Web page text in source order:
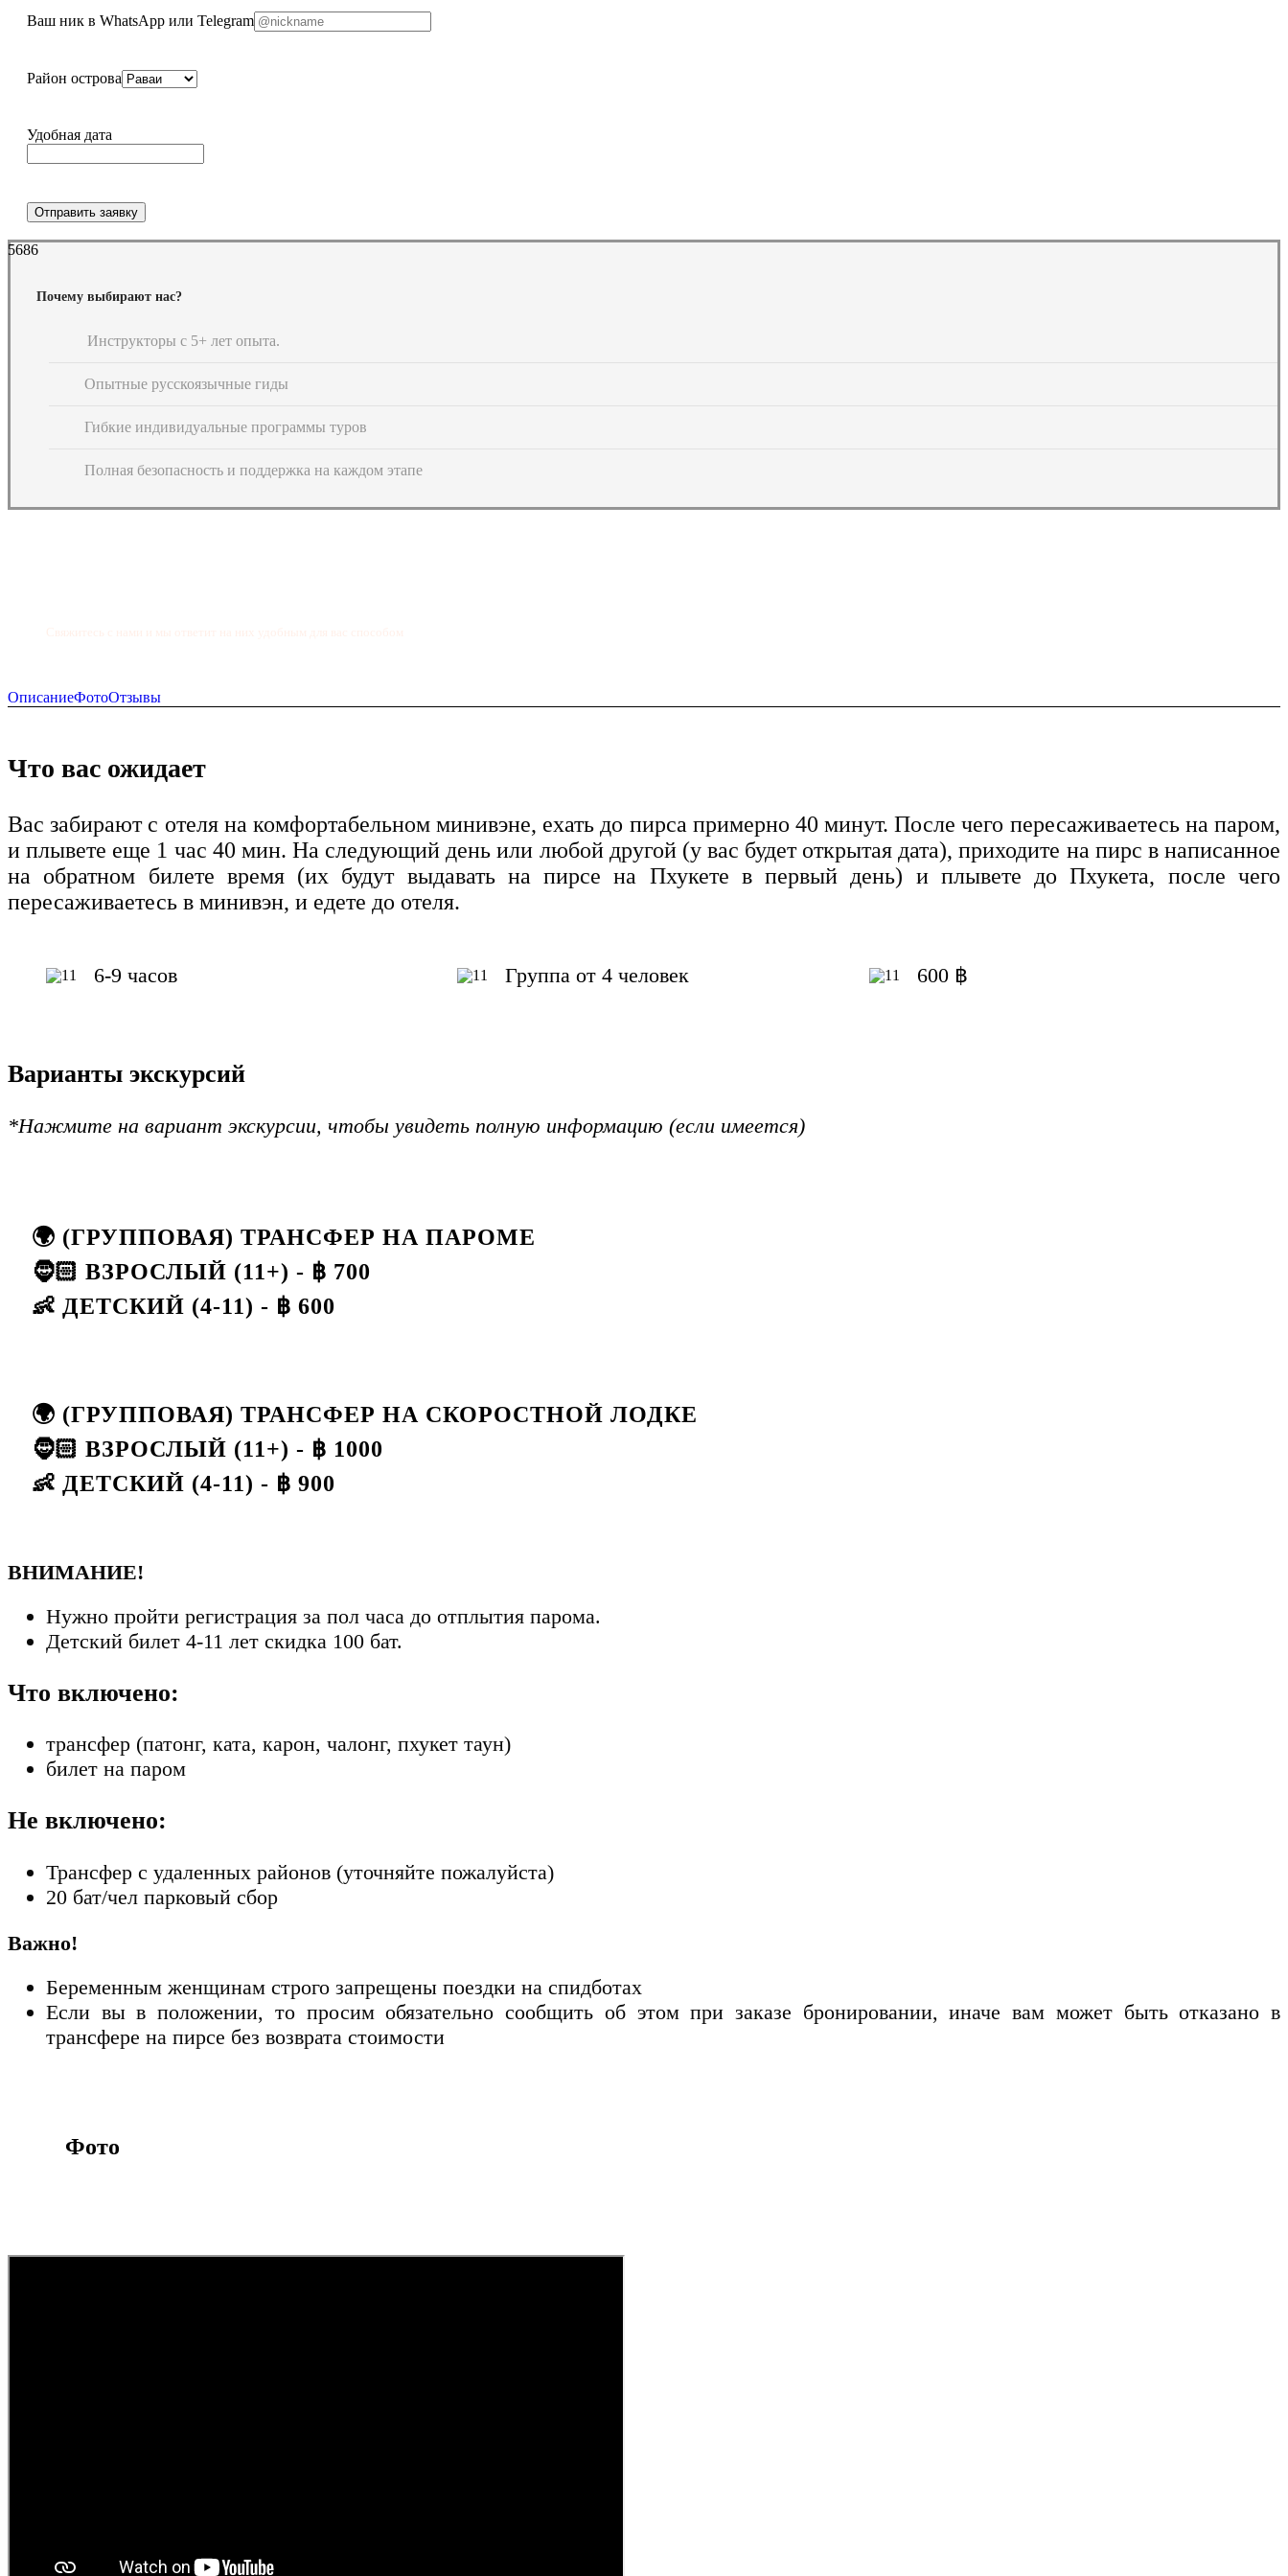
Ваш ник в WhatsApp или Telegram
Район острова
Удобная дата
Отправить заявку
5686
Почему выбирают нас?
Инструкторы с 5+ лет опыта.
Опытные русскоязычные гиды
Гибкие индивидуальные программы туров
Полная безопасность и поддержка на каждом этапе
ОписаниеФотоОтзывы
Что вас ожидает
Вас забирают с отеля на комфортабельном минивэне, ехать до пирса примерно 40 минут. После чего пересаживаетесь на паром,
и плывете еще 1 час 40 мин. На следующий день или любой другой (у вас будет открытая дата), приходите на пирс в написанное
на обратном билете время (их будут выдавать на пирсе на Пхукете в первый день) и плывете до Пхукета, после чего
пересаживаетесь в минивэн, и едете до отеля.
6-9 часов Группа от 4 человек 600 ฿
Варианты экскурсий
*Нажмите на вариант экскурсии, чтобы увидеть полную информацию (если имеется)
🌍 (ГРУППОВАЯ) ТРАНСФЕР НА ПАРОМЕ
🧔🏻 ВЗРОСЛЫЙ (11+) - ฿ 700
👶 ДЕТСКИЙ (4-11) - ฿ 600
🌍 (ГРУППОВАЯ) ТРАНСФЕР НА СКОРОСТНОЙ ЛОДКЕ
🧔🏻 ВЗРОСЛЫЙ (11+) - ฿ 1000
👶 ДЕТСКИЙ (4-11) - ฿ 900
ВНИМАНИЕ!
Нужно пройти регистрация за пол часа до отплытия парома.
Детский билет 4-11 лет скидка 100 бат.
Что включено:
трансфер (патонг, ката, карон, чалонг, пхукет таун)
билет на паром
Не включено:
Трансфер с удаленных районов (уточняйте пожалуйста)
20 бат/чел парковый сбор
Важно!
Беременным женщинам строго запрещены поездки на спидботах
Если вы в положении, то просим обязательно сообщить об этом при заказе бронировании, иначе вам может быть отказано в
трансфере на пирсе без возврата стоимости
Фото